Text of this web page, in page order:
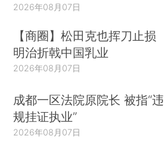
2026年08月07日
【商圈】松田克也挥刀止损
明治折戟中国乳业
2026年08月07日
成都一区法院原院长 被指“违
规挂证执业”
2026年08月07日